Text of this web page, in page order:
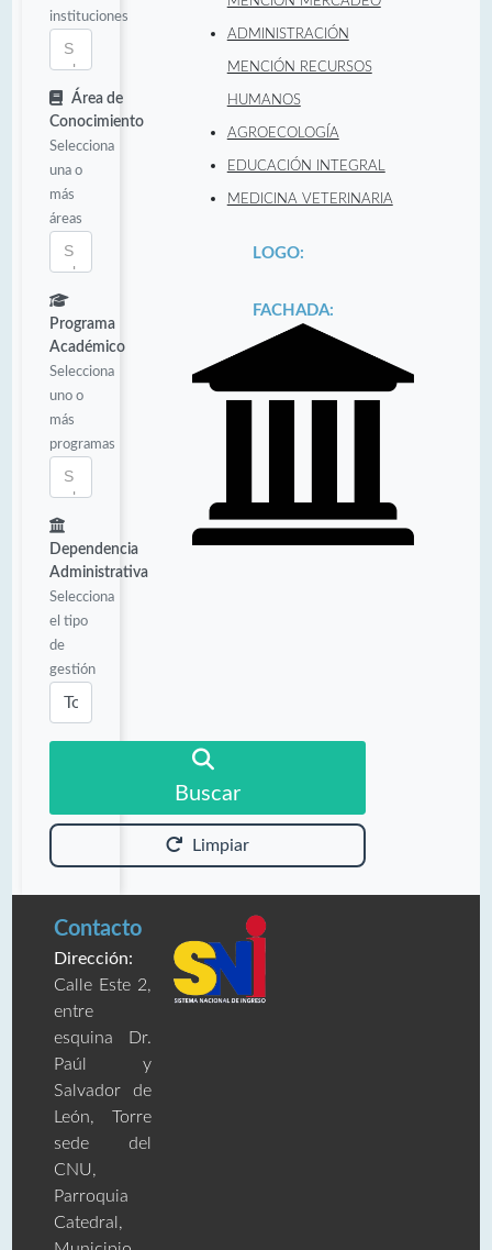
instituciones
Área de
Conocimiento
Selecciona
una o
más
áreas
Programa
Académico
Selecciona
uno o
más
programas
Dependencia
Administrativa
Selecciona
el tipo
de
gestión
Buscar
Limpiar
ADMINISTRACIÓN
MENCIÓN RECURSOS
HUMANOS
AGROECOLOGÍA
EDUCACIÓN INTEGRAL
MEDICINA VETERINARIA
LOGO:
FACHADA:
Contacto
Dirección:
Calle Este 2,
entre
esquina Dr.
Paúl y
Salvador de
León, Torre
sede del
CNU,
Parroquia
Catedral,